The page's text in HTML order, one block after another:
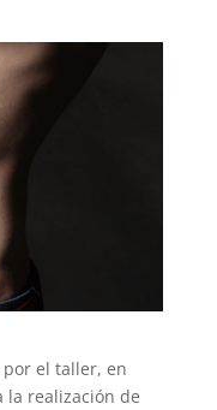
el taller, en
la realización de